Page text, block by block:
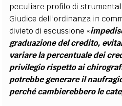
peculiare profilo di
Giudice dell’ordinanza in
divieto di escussione «
graduazione del credito,
variare la percentuale dei
privilegio rispetto ai
potrebbe generare il
perché cambierebbero le